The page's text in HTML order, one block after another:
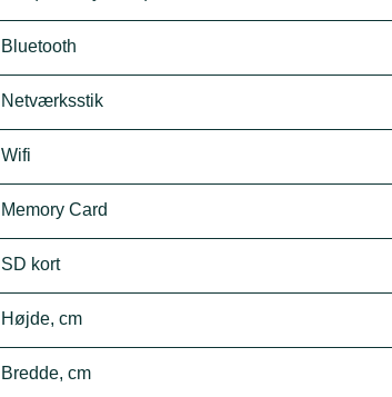
Bluetooth
Netværksstik
Wifi
Memory Card
SD kort
Højde, cm
Bredde, cm